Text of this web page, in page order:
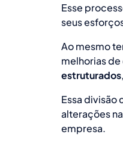
Esse
seus
Ao mesmo
melhorias
estruturados
Essa divisão
alterações
empresa.